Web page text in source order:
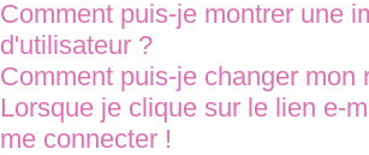
Comment puis-je montrer une
d'utilisateur ?
Comment puis-je changer mon
Lorsque je clique sur le lien e-
me connecter !